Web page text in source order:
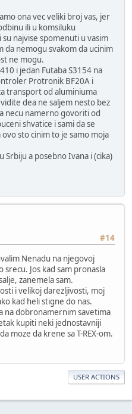
ona vec veliki broj vas, jer
ili u komsiluku
najvise spomenuti u vasim
da nemogu svakom da ucinim
ne mogu.
i jedan Futaba S3154 na
Protronik BF20A i
transport od aluminiuma
dea ne saljem nesto bez
necu namerno govoriti od
shvatice i sami da se
sto cinim to je samo moja
Srbiju a posebno Ivana i (cika)
#14
Nenadu na njegovoj
Jos kad sam pronasla
zanemela sam.
i velikoj darezljivosti, moj
kad heli stigne do nas.
na dobronamernim savetima
kupiti neki jednostavniji
moze da krene sa T-REX-om.
USER ACTIONS